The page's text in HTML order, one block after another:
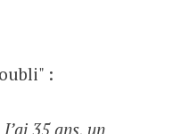
:
35 ans, un